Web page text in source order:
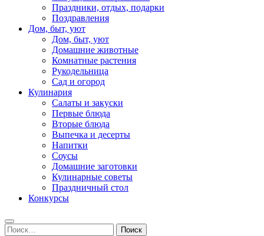
Праздники, отдых, подарки
Поздравления
Дом, быт, уют
Дом, быт, уют
Домашние животные
Комнатные растения
Рукодельница
Сад и огород
Кулинария
Салаты и закуски
Первые блюда
Вторые блюда
Выпечка и десерты
Напитки
Соусы
Домашние заготовки
Кулинарные советы
Праздничный стол
Конкурсы
Найти: